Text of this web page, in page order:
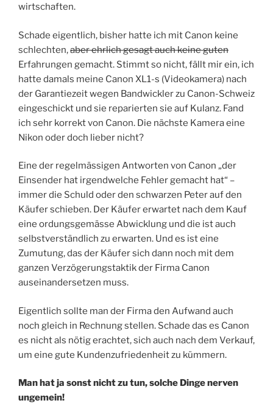
wirtschaften.
Schade eigentlich, bisher hatte ich mit Canon keine
schlechten,aber ehrlich gesagt auch keine guten
Erfahrungen gemacht. Stimmt so nicht, fällt mir ein, ich
hatte damals meine Canon XL1-s (Videokamera) nach
der Garantiezeit wegen Bandwickler zu Canon-Schweiz
eingeschickt und sie reparierten sie auf Kulanz. Fand
ich sehr korrekt von Canon. Die nächste Kamera eine
Nikon oder doch lieber nicht?
Eine der regelmässigen Antworten von Canon „der
Einsender hat irgendwelche Fehler gemacht hat“ –
immer die Schuld oder den schwarzen Peter auf den
Käufer schieben. Der Käufer erwartet nach dem Kauf
eine ordungsgemässe Abwicklung und die ist auch
selbstverständlich zu erwarten. Und es ist eine
Zumutung, das der Käufer sich dann noch mit dem
ganzen Verzögerungstaktik der Firma Canon
auseinandersetzen muss.
Eigentlich sollte man der Firma den Aufwand auch
noch gleich in Rechnung stellen. Schade das es Canon
es nicht als nötig erachtet, sich auch nach dem Verkauf,
um eine gute Kundenzufriedenheit zu kümmern.
Man hat ja sonst nicht zu tun, solche Dinge nerven
ungemein!